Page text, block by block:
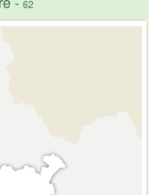
62